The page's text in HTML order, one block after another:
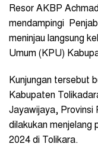
Resor AKBP
mendampingi
meninjau langsung
Umum (KPU)
Kunjungan tersebut
Kabupaten
Jayawijaya, Provinsi
dilakukan menjelang
2024 di Tolikara.